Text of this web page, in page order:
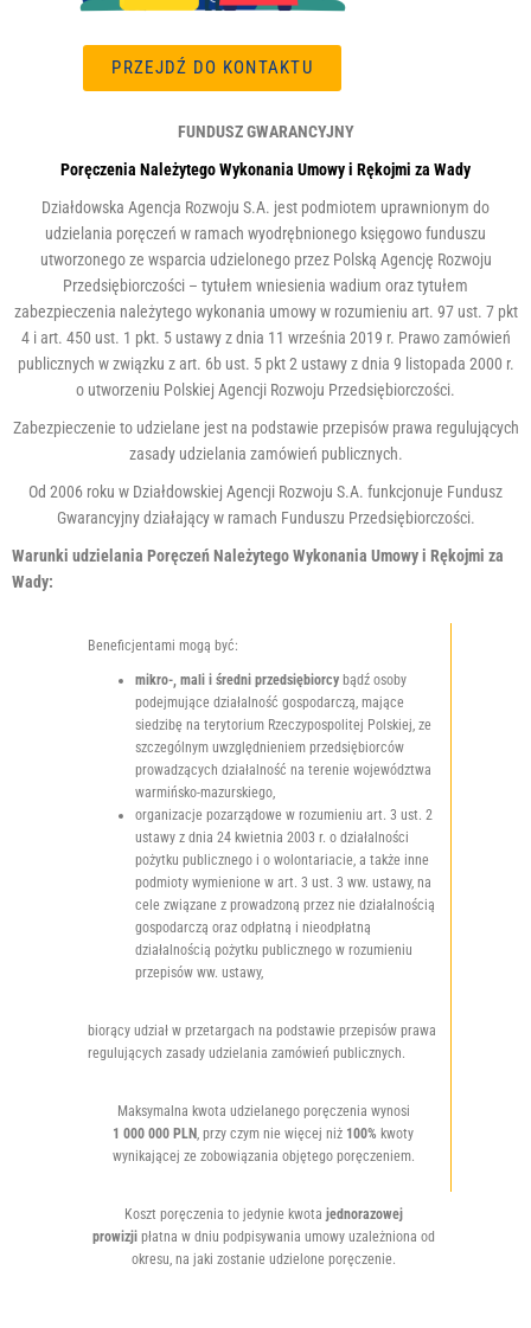
PRZEJDŹ DO KONTAKTU
FUNDUSZ GWARANCYJNY
Poręczenia Należytego Wykonania Umowy i Rękojmi za Wady
Działdowska Agencja Rozwoju S.A. jest podmiotem uprawnionym do
udzielania poręczeń w ramach wyodrębnionego księgowo funduszu
utworzonego ze wsparcia udzielonego przez Polską Agencję Rozwoju
Przedsiębiorczości – tytułem wniesienia wadium oraz tytułem
zabezpieczenia należytego wykonania umowy w rozumieniu art. 97 ust. 7 pkt
4 i art. 450 ust. 1 pkt. 5 ustawy z dnia 11 września 2019 r. Prawo zamówień
publicznych w związku z art. 6b ust. 5 pkt 2 ustawy z dnia 9 listopada 2000 r.
o utworzeniu Polskiej Agencji Rozwoju Przedsiębiorczości.
Zabezpieczenie to udzielane jest na podstawie przepisów prawa regulujących
zasady udzielania zamówień publicznych.
Od 2006 roku w Działdowskiej Agencji Rozwoju S.A. funkcjonuje Fundusz
Gwarancyjny działający w ramach Funduszu Przedsiębiorczości.
Warunki udzielania Poręczeń Należytego Wykonania Umowy i Rękojmi za
Wady:
Beneficjentami mogą być:
mikro-, mali i średni przedsiębiorcy bądź osoby
podejmujące działalność gospodarczą, mające
siedzibę na terytorium Rzeczypospolitej Polskiej, ze
szczególnym uwzględnieniem przedsiębiorców
prowadzących działalność na terenie województwa
warmińsko-mazurskiego,
organizacje pozarządowe w rozumieniu art. 3 ust. 2
ustawy z dnia 24 kwietnia 2003 r. o działalności
pożytku publicznego i o wolontariacie, a także inne
podmioty wymienione w art. 3 ust. 3 ww. ustawy, na
cele związane z prowadzoną przez nie działalnością
gospodarczą oraz odpłatną i nieodpłatną
działalnością pożytku publicznego w rozumieniu
przepisów ww. ustawy,
biorący udział w przetargach na podstawie przepisów prawa
regulujących zasady udzielania zamówień publicznych.
Maksymalna kwota udzielanego poręczenia wynosi
1 000 000 PLN, przy czym nie więcej niż 100% kwoty
wynikającej ze zobowiązania objętego poręczeniem.
Koszt poręczenia to jedynie kwotajednorazowej
prowizji płatna w dniu podpisywania umowy uzależniona od
okresu, na jaki zostanie udzielone poręczenie.